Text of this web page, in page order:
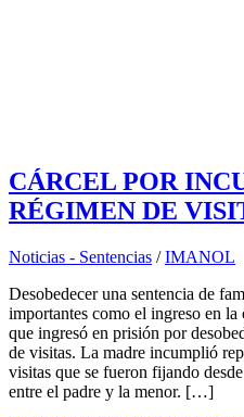
CÁRCEL POR
RÉGIMEN DE
Noticias - Sentencias /IMANOL
Desobedecer una sentencia de
importantes como el ingreso en la
que ingresó en prisión por
de visitas. La madre incumplió
visitas que se fueron fijando
entre el padre y la menor. […]